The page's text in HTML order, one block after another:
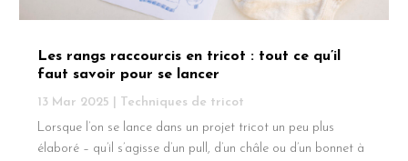
Les rangs raccourcis en tricot : tout ce qu’il
faut savoir pour se lancer
13 Mar 2025
Techniques de tricot
Lorsque l’on se lance dans un projet tricot un peu plus
élaboré – qu’il s’agisse d’un pull, d’un châle ou d’un bonnet à